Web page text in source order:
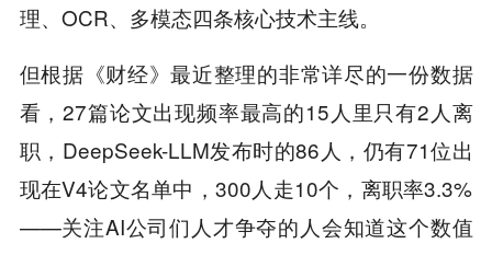
理、OCR、多模态四条核心技术主线。
但根据《财经》最近整理的非常详尽的一份数据
看，27篇论文出现频率最高的15人里只有2人离
职，DeepSeek-LLM发布时的86人，仍有71位出
现在V4论文名单中，300人走10个，离职率3.3%
——关注AI公司们人才争夺的人会知道这个数值